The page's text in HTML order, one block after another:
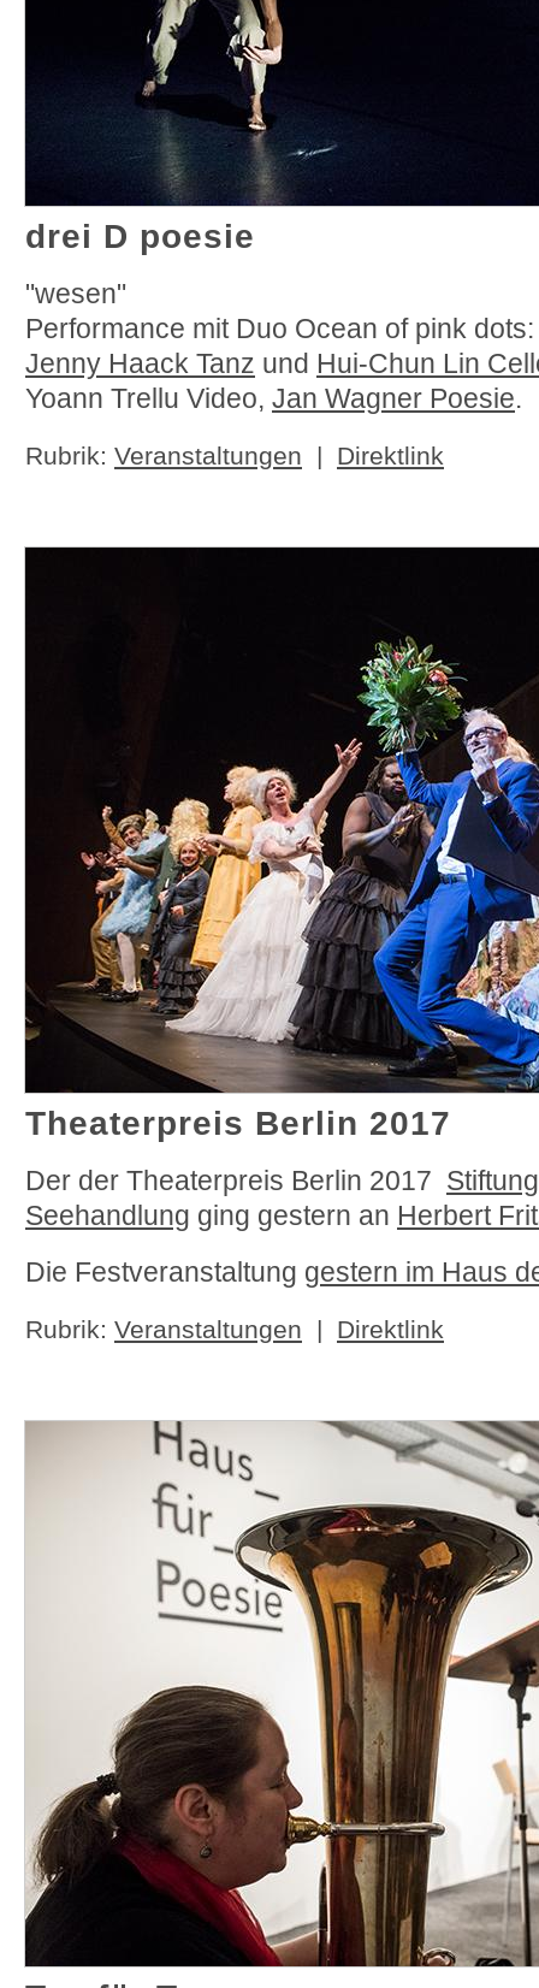
drei D poesie
"wesen"
Performance mit Duo Ocean of pink dots:
Jenny Haack Tanz und Hui-Chun Lin
Yoann Trellu Video, Jan Wagner Poesie.
Rubrik: Veranstaltungen | Direktlink
Theaterpreis Berlin 2017
Der der Theaterpreis Berlin 2017
Seehandlung ging gestern an Herbert
Die Festveranstaltung gestern im Haus
Rubrik: Veranstaltungen | Direktlink